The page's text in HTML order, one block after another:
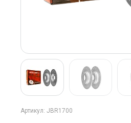
Артикул: JBR1700